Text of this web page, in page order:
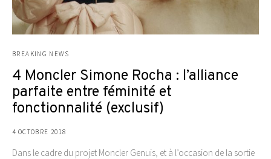
BREAKING NEWS
4 Moncler Simone Rocha : l’alliance
parfaite entre féminité et
fonctionnalité (exclusif)
4 OCTOBRE 2018
Dans le cadre du projet Moncler Genuis, et à l’occasion de la sortie